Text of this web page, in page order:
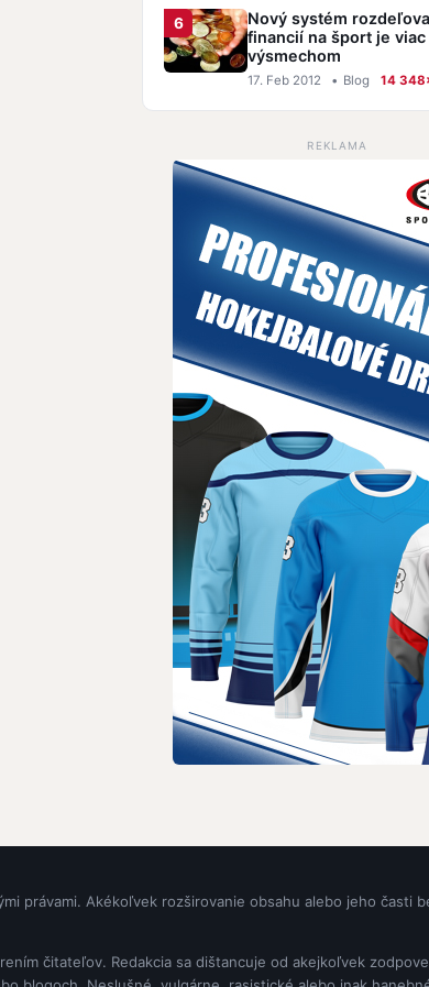
Nový systém
financií na šport je viac
výsmechom
17. Feb 2012 • Blog 14
REKLAMA
právami. Akékoľvek rozširovanie obsahu alebo jeho časti
čitateľov. Redakcia sa dištancuje od akejkoľvek